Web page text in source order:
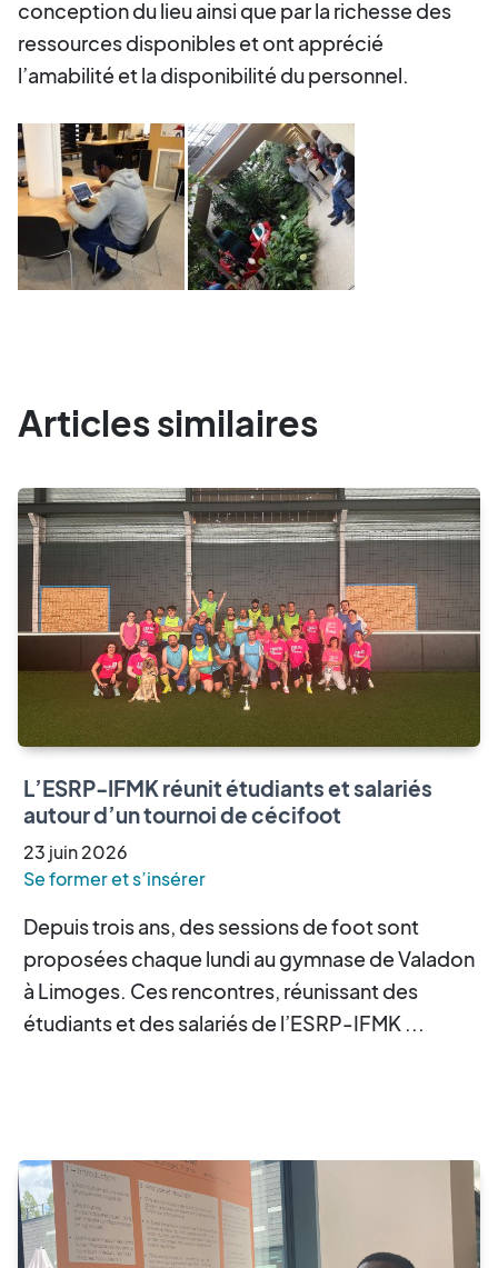
conception du lieu ainsi que par la richesse des
ressources disponibles et ont apprécié
l’amabilité et la disponibilité du personnel.
Articles similaires
L’ESRP-IFMK réunit étudiants et salariés
autour d’un tournoi de cécifoot
23 juin2026
Se former et s’insérer
Depuis trois ans, des sessions de foot sont
proposées chaque lundi au gymnase de Valadon
à Limoges. Ces rencontres, réunissant des
étudiants et des salariés de l’ESRP-IFMK ...